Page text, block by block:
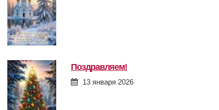
поздравляем!
13 января 2026